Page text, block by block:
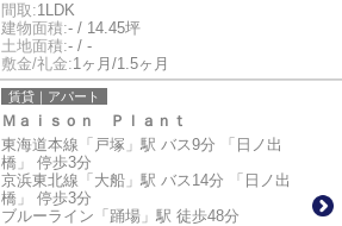
間取:1LDK
建物面積:- / 14.45坪
土地面積:- / -
敷金/礼金:1ヶ月/1.5ヶ月
賃貸｜アパート
Ｍａｉｓｏｎ Ｐｌａｎｔ
東海道本線「戸塚」駅 バス9分 「日ノ出
橋」 停歩3分
京浜東北線「大船」駅 バス14分 「日ノ出
橋」 停歩3分
ブルーライン「踊場」駅 徒歩48分